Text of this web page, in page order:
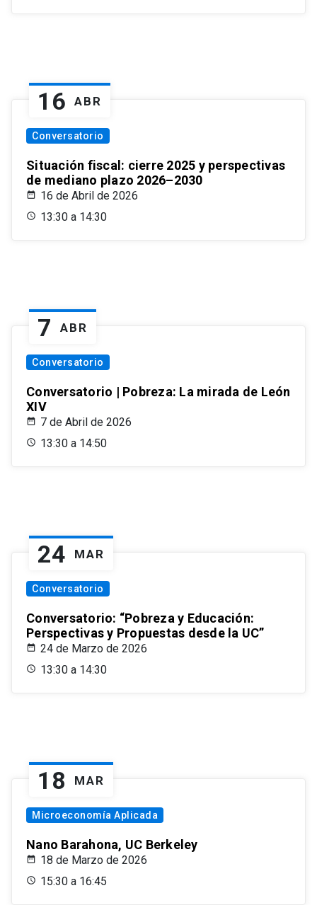
16 ABR
Conversatorio
Situación fiscal: cierre 2025 y perspectivas
de mediano plazo 2026–2030
16 de Abril de 2026
13:30 a 14:30
7 ABR
Conversatorio
Conversatorio | Pobreza: La mirada de León
XIV
7 de Abril de 2026
13:30 a 14:50
24 MAR
Conversatorio
Conversatorio: “Pobreza y Educación:
Perspectivas y Propuestas desde la UC”
24 de Marzo de 2026
13:30 a 14:30
18 MAR
Microeconomía Aplicada
Nano Barahona, UC Berkeley
18 de Marzo de 2026
15:30 a 16:45